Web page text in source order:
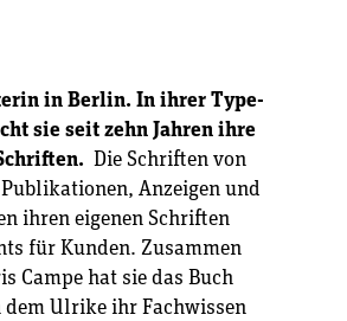
in Berlin. In ihrer Type-
sie seit zehn Jahren ihre
Die Schriften von
Anzeigen und
ihren eigenen Schriften
für Kunden. Zusammen
Campe hat sie das Buch
dem Ulrike ihr Fachwissen